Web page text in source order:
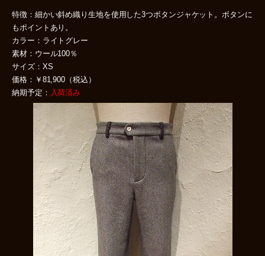
特徴：細かい斜め織り生地を使用した3つボタンジャケット。ボタンに
もポイントあり。
カラー：ライトグレー
素材：ウール100％
サイズ：XS
価格：￥81,900（税込）
納期予定： 入荷済み